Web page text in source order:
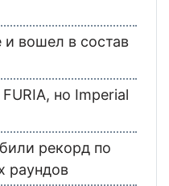
и вошел в состав
но Imperial
рекорд по
раундов